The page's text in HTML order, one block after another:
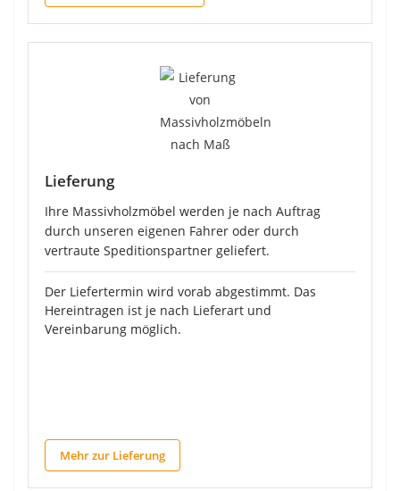
Lieferung
Ihre Massivholzmöbel werden je nach Auftrag
durch unseren eigenen Fahrer oder durch
vertraute Speditionspartner geliefert.
Der Liefertermin wird vorab abgestimmt. Das
Hereintragen ist je nach Lieferart und
Vereinbarung möglich.
Mehr zur Lieferung